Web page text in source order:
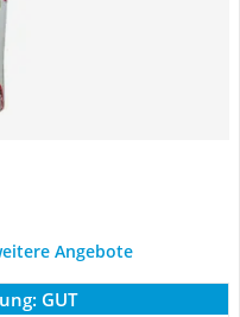
Angebote
GUT